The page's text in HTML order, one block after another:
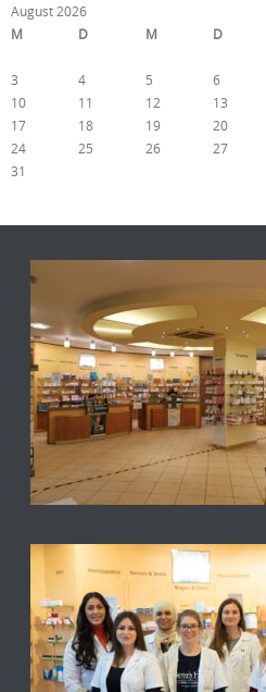
August 2026
M
D M D
3
4 5 6
10
11 12 13
17
18 19 20
24
25 26 27
31